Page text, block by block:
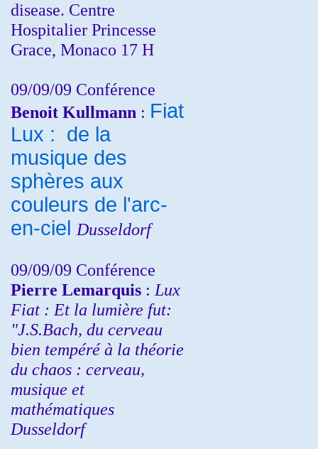
disease. Centre
Hospitalier Princesse
Grace, Monaco 17 H
09/09/09 Conférence
Benoit Kullmann : Fiat
Lux : de la
musique des
sphères aux
couleurs de l'arc-
en-ciel Dusseldorf
09/09/09 Conférence
Pierre Lemarquis : Lux
Fiat : Et la lumière fut:
"J.S.Bach, du cerveau
bien tempéré à la théorie
du chaos : cerveau,
musique et
mathématiques
Dusseldorf